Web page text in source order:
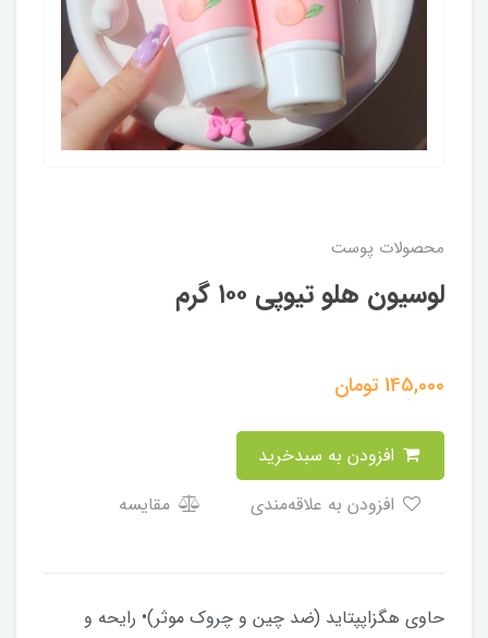
محصولات پوست
لوسیون هلو تیوپی ۱۰۰ گرم
145,000تومان
مقایسه
حاوی هگزاپپتاید (ضد چین و چروک موثر)• رایحه و